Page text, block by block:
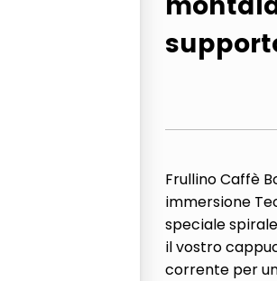
occhiali sole 0703 thin rotondo sun
differenziata
Frullino Caffè
immersione
speciale
il vostro
corrente per